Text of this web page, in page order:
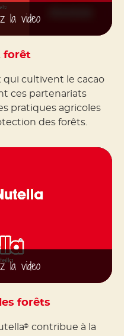
la video
forêt
qui cultivent le cacao
ces partenariats
pratiques agricoles
des forêts.
la video
forêts
® contribue à la